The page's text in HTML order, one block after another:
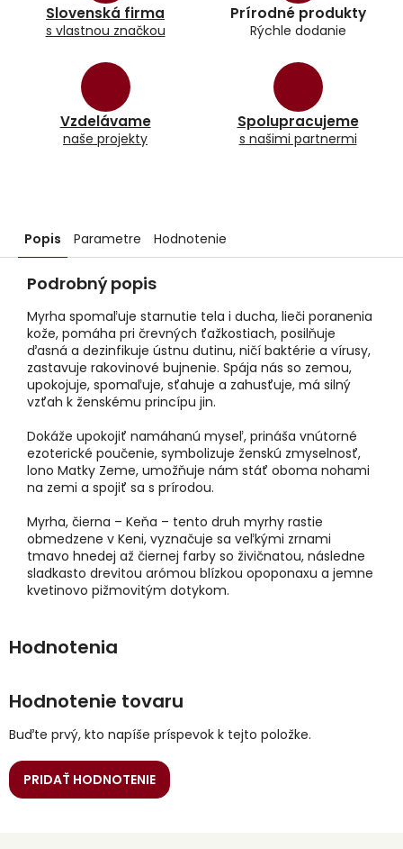
Slovenská firma
s vlastnou značkou
Prírodné produkty
Rýchle dodanie
Vzdelávame
naše projekty
Spolupracujeme
s našimi partnermi
Popis Parametre Hodnotenie
Podrobný popis
Myrha spomaľuje starnutie tela i ducha, lieči poranenia
kože, pomáha pri črevných ťažkostiach, posilňuje
ďasná a dezinfikuje ústnu dutinu, ničí baktérie a vírusy,
zastavuje rakovinové bujnenie. Spája nás so zemou,
upokojuje, spomaľuje, sťahuje a zahusťuje, má silný
vzťah k ženskému princípu jin.
Dokáže upokojiť namáhanú myseľ, prináša vnútorné
ezoterické poučenie, symbolizuje ženskú zmyselnosť,
lono Matky Zeme, umožňuje nám stáť oboma nohami
na zemi a spojiť sa s prírodou.
Myrha, čierna – Keňa – tento druh myrhy rastie
obmedzene v Keni, vyznačuje sa veľkými zrnami
tmavo hnedej až čiernej farby so živičnatou, následne
sladkasto drevitou arómou blízkou opoponaxu a jemne
kvetinovo pižmovitým dotykom.
Hodnotenie tovaru
Buďte prvý, kto napíše príspevok k tejto položke.
PRIDAŤ HODNOTENIE